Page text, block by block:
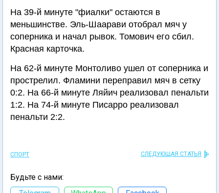
На 39-й минуте "фиалки" остаются в
меньшинстве. Эль-Шаарави отобрал мяч у
соперника и начал рывок. Томович его сбил.
Красная карточка.
На 62-й минуте Монтоливо ушел от соперника и
прострелил. Фламини переправил мяч в сетку
0:2. На 66-й минуте Ляйич реализовал пенальти
1:2. На 74-й минуте Писарро реализовал
пенальти 2:2.
СПОРТ СЛЕДУЮЩАЯ СТАТЬЯ
Будьте с нами: